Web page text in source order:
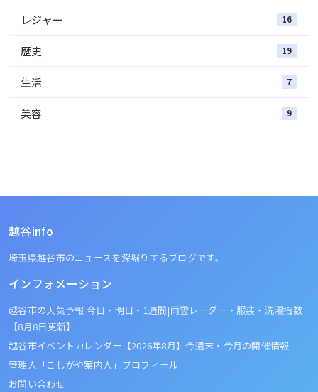
レジャー 16
歴史 19
生活 7
美容 9
越谷info
埼玉県越谷市のニュースを深堀りするブログです。
インフォメーション
越谷市の天気予報 今日・明日・1週間|雨雲レーダー・服装・洗濯指数
【8月8日更新】
越谷市イベントカレンダー【2026年8月】今週末・今月の開催情報
管理人「こしがや案内人」プロフィール
お問い合わせ